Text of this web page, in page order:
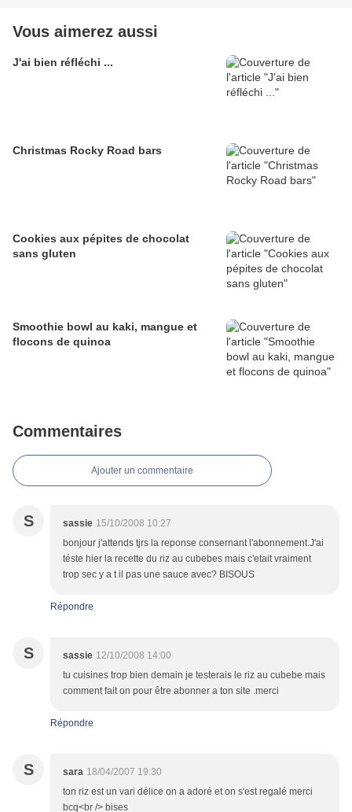
Vous aimerez aussi
J'ai bien réfléchi ...
Christmas Rocky Road bars
Cookies aux pépites de chocolat
sans gluten
Smoothie bowl au kaki, mangue et
flocons de quinoa
Commentaires
Ajouter un commentaire
S sassie 15/10/2008 10:27
bonjour j'attends tjrs la reponse consernant l'abonnement.J'ai
téste hier la recette du riz au cubebes mais c'etait vraiment
trop sec y a t il pas une sauce avec? BISOUS
Répondre
S sassie 12/10/2008 14:00
tu cuisines trop bien demain je testerais le riz au cubebe mais
comment fait on pour être abonner a ton site .merci
Répondre
S sara 18/04/2007 19:30
ton riz est un vari délice on a adoré et on s'est regalé merci
bcq<br /> bises